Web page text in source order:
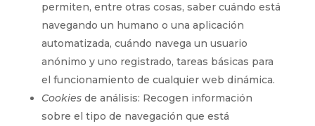
permiten, entre otras cosas, saber cuándo está
navegando un humano o una aplicación
automatizada, cuándo navega un usuario
anónimo y uno registrado, tareas básicas para
el funcionamiento de cualquier web dinámica.
Cookiesde análisis: Recogen información
sobre el tipo de navegación que está